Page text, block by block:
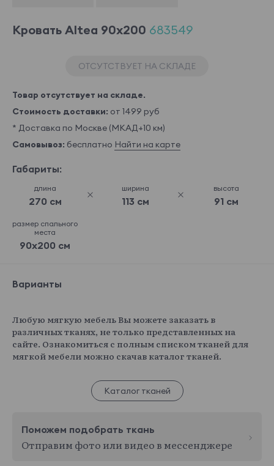
Кровать Altea 90x200 683549
ОТСУТСТВУЕТ НА СКЛАДЕ
Товар отсутствует на складе.
Стоимость доставки: от 1499 руб
* Доставка по Москве (МКАД+10 км)
Самовывоз: бесплатно Найти на карте
Габариты:
длина
270 см
ширина
113 см
высота
91 см
размер спального
места
90x200 см
Варианты
Любую мягкую мебель Вы можете заказать в
различных тканях, не только представленных на
сайте. Ознакомиться с полным списком тканей для
мягкой мебели можно скачав каталог тканей.
Каталог тканей
Поможем подобрать ткань
Отправим фото или видео в мессенджере